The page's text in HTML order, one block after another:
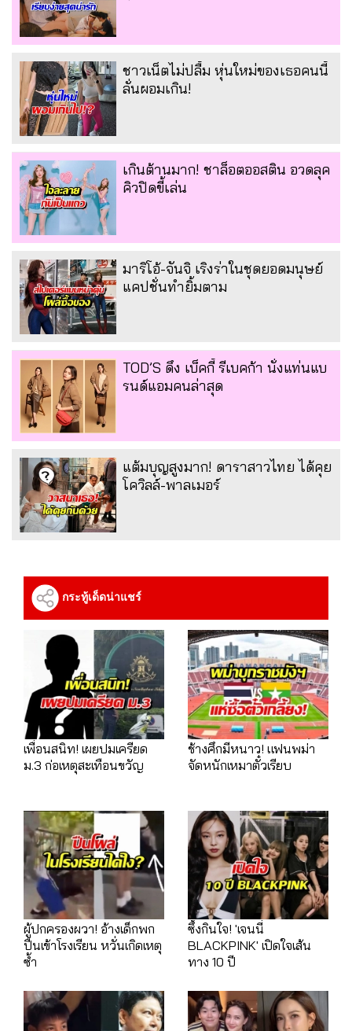
ชาวเน็ตไม่ปลื้ม หุ่นใหม่ของเธอคนนี้
ลั่นผอมเกิน!
เกินต้านมาก! ชาล็อตออสติน อวดลุค
คิวปิดขี้เล่น
มาริโอ้-จันจิ เริงร่าในชุดยอดมนุษย์
แคปชั่นทำยิ้มตาม
TOD’S ดึง เบ็คกี้ รีเบคก้า นั่งแท่นแบ
รนด์แอมคนล่าสุด
แต้มบุญสูงมาก! ดาราสาวไทย ได้คุย
โควิลล์-พาลเมอร์
กระทู้เด็ดน่าแชร์
เพื่อนสนิท! เผยปมเครียด
ม.3 ก่อเหตุสะเทือนขวัญ
ช้างศึกมีหนาว! แฟนพม่า
จัดหนักเหมาตั๋วเรียบ
ผู้ปกครองผวา! อ้างเด็กพก
ปืนเข้าโรงเรียน หวั่นเกิดเหตุ
ซ้ำ
ซึ้งกินใจ! 'เจนนี่
BLACKPINK' เปิดใจเส้น
ทาง 10 ปี